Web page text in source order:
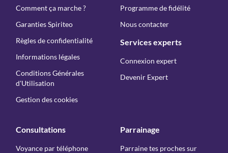
Comment ça marche ?
Garanties Spiriteo
Règles de confidentialité
Informations légales
Conditions Générales
d'Utilisation
Gestion des cookies
Programme de fidélité
Nous contacter
Services experts
Connexion expert
Devenir Expert
Consultations
Voyance par téléphone
Parrainage
Parraine tes proches sur